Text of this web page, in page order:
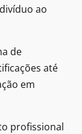
ao
de
até
em
profissional